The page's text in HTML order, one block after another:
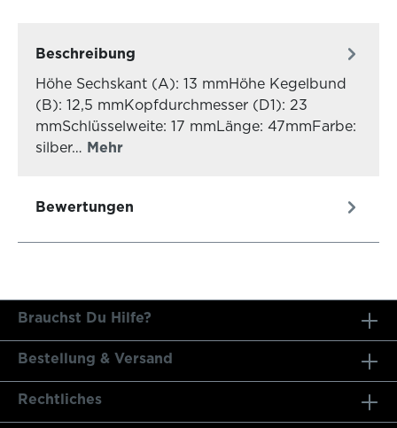
Beschreibung
Höhe Sechskant (A): 13 mmHöhe Kegelbund
(B): 12,5 mmKopfdurchmesser (D1): 23
mmSchlüsselweite: 17 mmLänge: 47mmFarbe:
silber… Mehr
Bewertungen
Brauchst Du Hilfe?
Bestellung & Versand
Rechtliches